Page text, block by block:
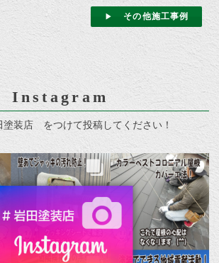
その他施工事例
Instagram
装店 をつけて投稿してください！